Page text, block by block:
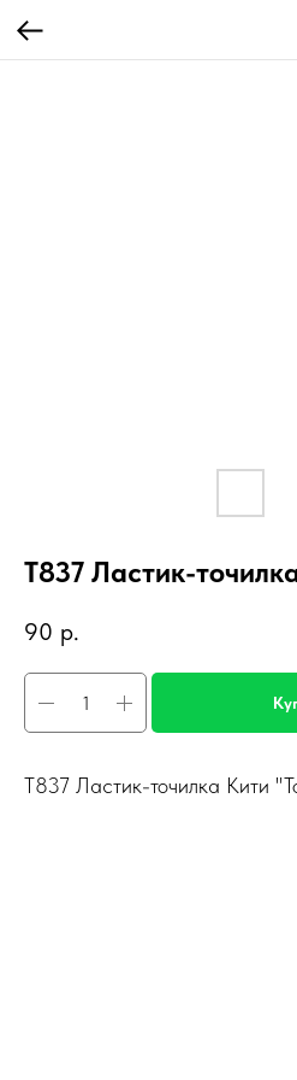
Т837 Ластик-
90 р.
Т837 Ластик-точилка Кити